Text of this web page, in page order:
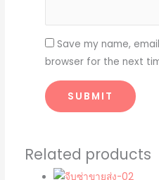
Save my name,
browser for the next
Related products